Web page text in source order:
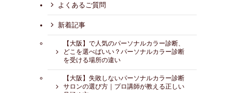
よくあるご質問
新着記事
【大阪】で人気のパーソナルカラー診断、
どこを選べばいい？パーソナルカラー診断
を受ける場所の違い
【大阪】失敗しないパーソナルカラー診断
サロンの選び方｜プロ講師が教える正しい